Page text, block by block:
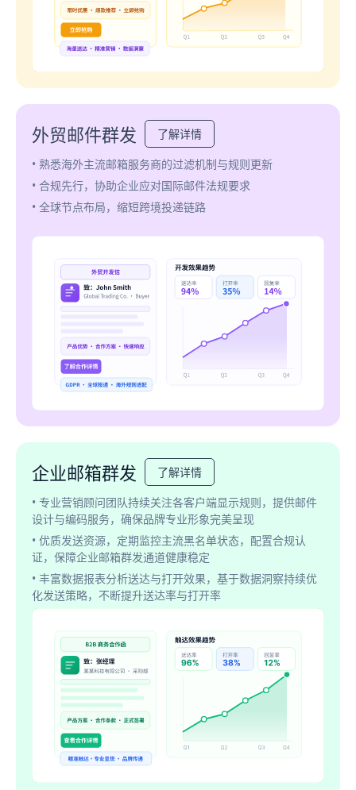
外贸邮件群发
了解详情
• 熟悉海外主流邮箱服务商的过滤机制与规则更新
• 合规先行，协助企业应对国际邮件法规要求
• 全球节点布局，缩短跨境投递链路
企业邮箱群发
了解详情
• 专业营销顾问团队持续关注各客户端显示规则，提供邮件
设计与编码服务，确保品牌专业形象完美呈现
• 优质发送资源，定期监控主流黑名单状态，配置合规认
证，保障企业邮箱群发通道健康稳定
• 丰富数据报表分析送达与打开效果，基于数据洞察持续优
化发送策略，不断提升送达率与打开率